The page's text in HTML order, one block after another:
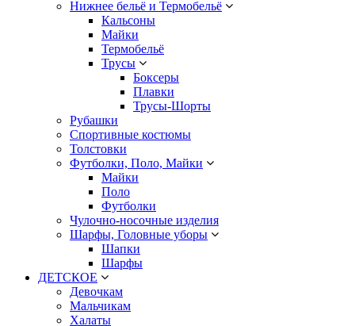
Нижнее бельё и Термобельё
Кальсоны
Майки
Термобельё
Трусы
Боксеры
Плавки
Трусы-Шорты
Рубашки
Спортивные костюмы
Толстовки
Футболки, Поло, Майки
Майки
Поло
Футболки
Чулочно-носочные изделия
Шарфы, Головные уборы
Шапки
Шарфы
ДЕТСКОЕ
Девочкам
Мальчикам
Халаты